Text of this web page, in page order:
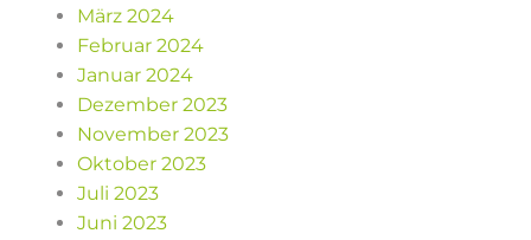
März 2024
Februar 2024
Januar 2024
Dezember 2023
November 2023
Oktober 2023
Juli 2023
Juni 2023